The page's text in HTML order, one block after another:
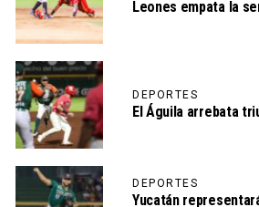
Leones empata la
DEPORTES
El Águila arrebata
DEPORTES
Yucatán